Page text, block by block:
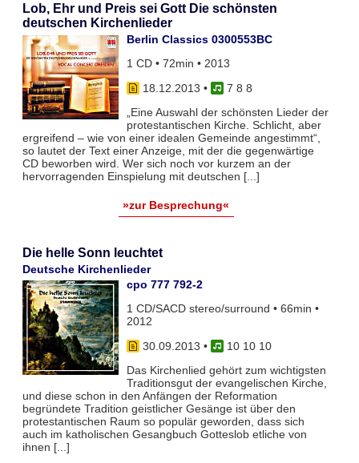
Lob, Ehr und Preis sei Gott Die schönsten
deutschen Kirchenlieder
Berlin Classics 0300553BC
1 CD • 72min • 2013
18.12.2013 •
7 8 8
„Eine Auswahl der schönsten Lieder der
protestantischen Kirche. Schlicht, aber
ergreifend – wie von einer idealen Gemeinde angestimmt“,
so lautet der Text einer Anzeige, mit der die gegenwärtige
CD beworben wird. Wer sich noch vor kurzem an der
hervorragenden Einspielung mit deutschen [...]
»zur Besprechung«
Die helle Sonn leuchtet
Deutsche Kirchenlieder
cpo 777 792-2
1 CD/SACD stereo/surround • 66min •
2012
30.09.2013 •
10 10 10
Das Kirchenlied gehört zum wichtigsten
Traditionsgut der evangelischen Kirche,
und diese schon in den Anfängen der Reformation
begründete Tradition geistlicher Gesänge ist über den
protestantischen Raum so populär geworden, dass sich
auch im katholischen Gesangbuch Gotteslob etliche von
ihnen [...]